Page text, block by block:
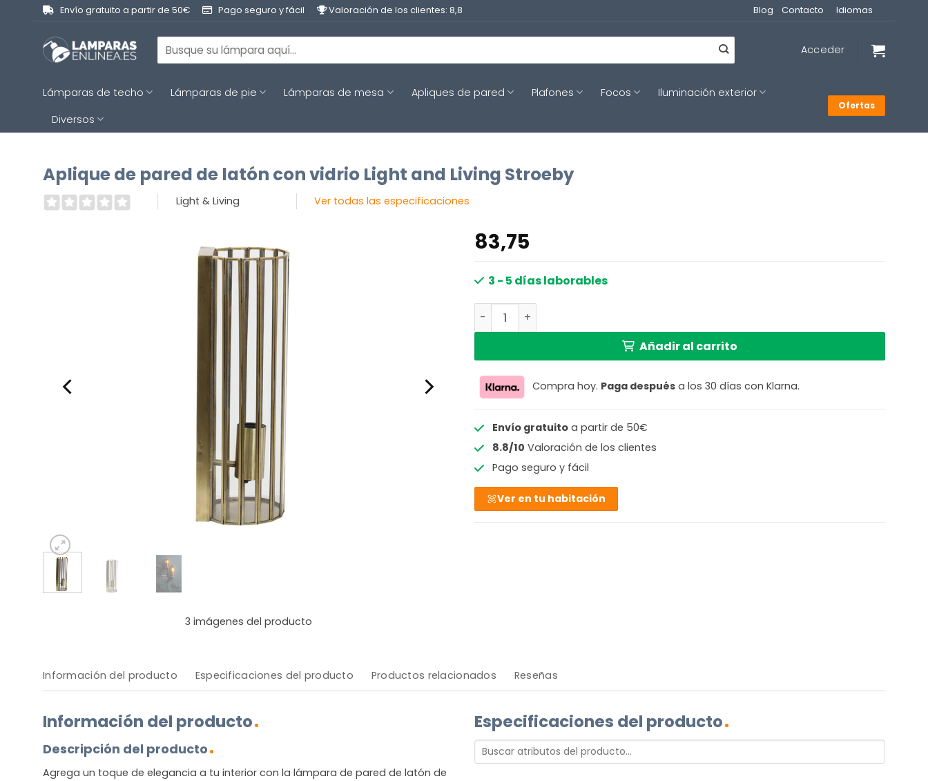
contenido
Envío gratuito a partir de 50€ Pago seguro y fácil Valoración de los clientes: 8,8 Blog Contacto Idiomas
Buscar
por:
Acceder
Lámparas de techo Lámparas de pie Lámparas de mesa Apliques de pared Plafones Focos
Iluminación exterior
Diversos
Ofertas
Aplique de pared de latón con vidrio Light and Living Stroeby
Light & Living Ver todas las especificaciones
3 imágenes del producto
83,75
3 - 5 días laborables
Aplique de pared de latón con vidrio Light and Living Stroeby cantidad
Añadir al carrito
Compra hoy. Paga después a los 30 días con Klarna.
Envío gratuitoa partir de 50€
8.8/10 Valoración de los clientes
Pago seguro y fácil
Ver en tu habitación
Información del producto Especificaciones del producto Productos relacionados Reseñas
Información del producto
Descripción del producto
Agrega un toque de elegancia a tu interior con la lámpara de pared de latón de
Especificaciones del producto